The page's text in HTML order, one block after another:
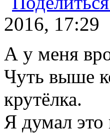
2016, 17:29
А у меня
Чуть выше
крутёлка.
Я думал это